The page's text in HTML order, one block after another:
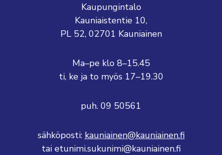
Kaupungintalo
Kauniaistentie 10,
PL 52, 02701 Kauniainen
Ma–pe klo 8–15.45
ti, ke ja to myös 17–19.30
puh. 09 50561
sähköposti: kauniainen@kauniainen.fi
tai etunimi.sukunimi@kauniainen.fi